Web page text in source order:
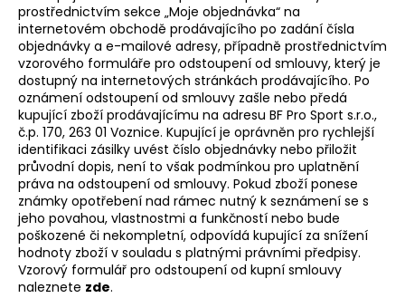
prostřednictvím sekce „Moje objednávka“ na
internetovém obchodě prodávajícího po zadání čísla
objednávky a e-mailové adresy, případně prostřednictvím
vzorového formuláře pro odstoupení od smlouvy, který je
dostupný na internetových stránkách prodávajícího. Po
oznámení odstoupení od smlouvy zašle nebo předá
kupující zboží prodávajícímu na adresu BF Pro Sport s.r.o.,
č.p. 170, 263 01 Voznice. Kupující je oprávněn pro rychlejší
identifikaci zásilky uvést číslo objednávky nebo přiložit
průvodní dopis, není to však podmínkou pro uplatnění
práva na odstoupení od smlouvy. Pokud zboží ponese
známky opotřebení nad rámec nutný k seznámení se s
jeho povahou, vlastnostmi a funkčností nebo bude
poškozené či nekompletní, odpovídá kupující za snížení
hodnoty zboží v souladu s platnými právními předpisy.
Vzorový formulář pro odstoupení od kupní smlouvy
naleznete zde.